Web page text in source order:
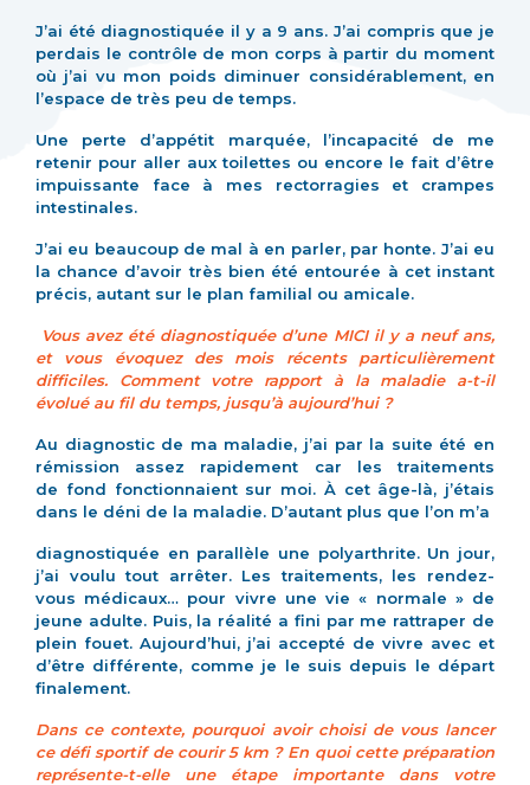
J’ai été diagnostiquée il y a 9 ans. J’ai compris que je
perdais le contrôle de mon corps à partir du moment
où j’ai vu mon poids diminuer considérablement, en
l’espace de très peu de temps.
Une perte d’appétit marquée, l’incapacité de me
retenir pour aller aux toilettes ou encore le fait d’être
impuissante face à mes rectorragies et crampes
intestinales.
J’ai eu beaucoup de mal à en parler, par honte. J’ai eu
la chance d’avoir très bien été entourée à cet instant
précis, autant sur le plan familial ou amicale.
Vous avez été diagnostiquée d’une MICI il y a neuf ans,
et vous évoquez des mois récents particulièrement
difficiles. Comment votre rapport à la maladie a-t-il
évolué au fil du temps, jusqu’à aujourd’hui ?
Au diagnostic de ma maladie, j’ai par la suite été en
rémission assez rapidement car les traitements
de fond fonctionnaient sur moi. À cet âge-là, j’étais
dans le déni de la maladie. D’autant plus que l’on m’a
diagnostiquée en parallèle une polyarthrite. Un jour,
j’ai voulu tout arrêter. Les traitements, les rendez-
vous médicaux… pour vivre une vie « normale » de
jeune adulte. Puis, la réalité a fini par me rattraper de
plein fouet. Aujourd’hui, j’ai accepté de vivre avec et
d’être différente, comme je le suis depuis le départ
finalement.
Dans ce contexte, pourquoi avoir choisi de vous lancer
ce défi sportif de courir 5 km ? En quoi cette préparation
représente-t-elle une étape importante dans votre